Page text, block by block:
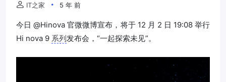
IT之家 5 年 前
今日 @Hinova 官微微博宣布，将于 12 月 2 日 19:08 举行
Hi nova 9 系列发布会，“一起探索未见”。